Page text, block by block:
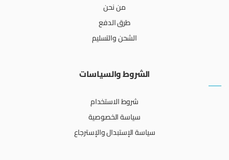
من نحن
طرق الدفع
الشحن والتسليم
الشروط والسياسات
شروط الاستخدام
سياسة الخصوصية
سياسة الإستبدال والإسترجاع